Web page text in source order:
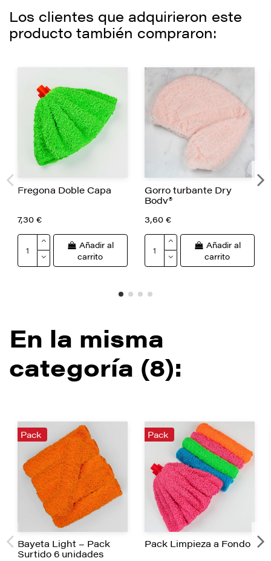
Los clientes que adquirieron este
producto también compraron:
Fregona Doble Capa
7,30 €
Añadir al
carrito
Gorro turbante Dry
Body®
3,60 €
Añadir al
carrito
En la misma
categoría (8):
Pack
Bayeta Light – Pack
Surtido 6 unidades
Pack
Pack Limpieza a Fondo